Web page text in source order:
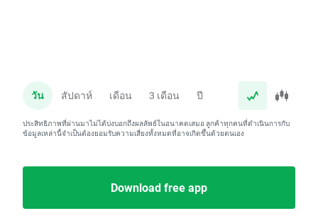
วัน สัปดาห์ เดือน 3 เดือน ปี
ประสิทธิภาพที่ผ่านมาไม่ได้บ่งบอกถึงผลลัพธ์ในอนาคตเสมอ ลูกค้าทุกคนที่ดำเนินการกับ
ข้อมูลเหล่านี้จำเป็นต้องยอมรับความเสี่ยงทั้งหมดที่อาจเกิดขึ้นด้วยตนเอง
Download free app